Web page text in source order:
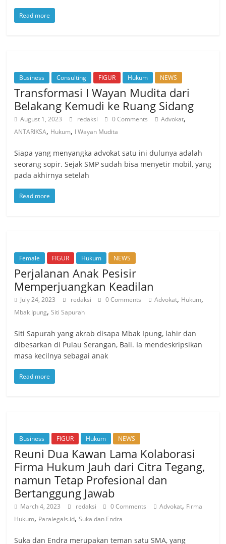
Read more
Business Consulting FIGUR Hukum NEWS
Transformasi I Wayan Mudita dari
Belakang Kemudi ke Ruang Sidang
August 1, 2023 redaksi 0 Comments Advokat,
ANTARIKSA, Hukum, I Wayan Mudita
Siapa yang menyangka advokat satu ini dulunya adalah
seorang sopir. Sejak SMP sudah bisa menyetir mobil, yang
pada akhirnya setelah
Read more
Female FIGUR Hukum NEWS
Perjalanan Anak Pesisir
Memperjuangkan Keadilan
July 24, 2023 redaksi 0 Comments Advokat, Hukum,
Mbak Ipung,Siti Sapurah
Siti Sapurah yang akrab disapa Mbak Ipung, lahir dan
dibesarkan di Pulau Serangan, Bali. Ia mendeskripsikan
masa kecilnya sebagai anak
Read more
Business FIGUR Hukum NEWS
Reuni Dua Kawan Lama Kolaborasi
Firma Hukum Jauh dari Citra Tegang,
namun Tetap Profesional dan
Bertanggung Jawab
March 4, 2023 redaksi 0 Comments Advokat, Firma
Hukum, Paralegals.id,Suka dan Endra
Suka dan Endra merupakan teman satu SMA, yang